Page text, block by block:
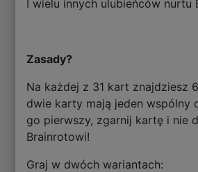
I wielu innych ulubieńców nurtu
Zasady?
Na każdej z 31 kart znajdziesz
dwie karty mają jeden wspólny
go pierwszy, zgarnij kartę i nie
Brainrotowi!
Graj w dwóch wariantach: